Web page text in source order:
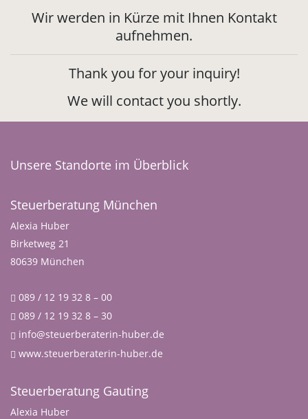
Wir werden in Kürze mit Ihnen Kontakt
aufnehmen.
Thank you for your inquiry!
We will contact you shortly.
Unsere Standorte im Überblick
Steuerberatung München
Alexia Huber
Birketweg 21
80639 München
089 / 12 19 32 8 – 00
089 / 12 19 32 8 – 30
info@steuerberaterin-huber.de
www.steuerberaterin-huber.de
Steuerberatung Gauting
Alexia Huber